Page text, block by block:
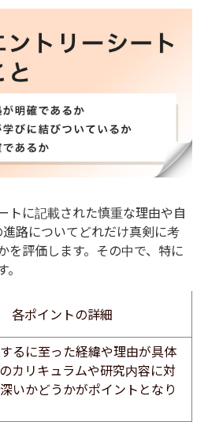
トに記載された慎重な理由や自
路についてどれだけ真剣に考
評価します。その中で、 特に
各ポイントの詳細
るに至った経緯や理由が具体
カリキュラムや研究内容に対
いかどうかがポイントとなり